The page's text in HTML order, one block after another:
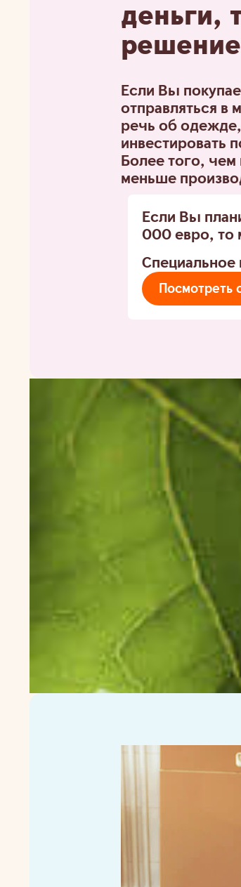
деньги,
Если Вы
отправляться в
речь об
инвестировать
Более того,
меньше
Если Вы
000 евро, то
Посмотреть